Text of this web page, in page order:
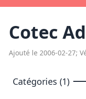
Cotec
Ajouté le 2006-02-27;
Catégories (1)